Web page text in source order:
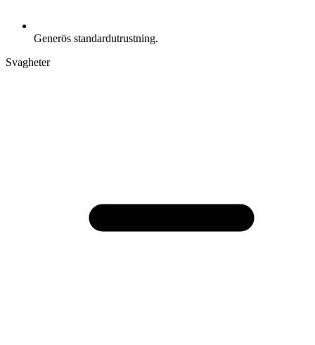
Generös standardutrustning.
Svagheter